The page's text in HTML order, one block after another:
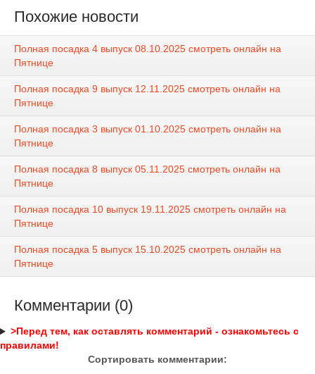
Похожие новости
Полная посадка 4 выпуск 08.10.2025 смотреть онлайн на
Пятнице
Полная посадка 9 выпуск 12.11.2025 смотреть онлайн на
Пятнице
Полная посадка 3 выпуск 01.10.2025 смотреть онлайн на
Пятнице
Полная посадка 8 выпуск 05.11.2025 смотреть онлайн на
Пятнице
Полная посадка 10 выпуск 19.11.2025 смотреть онлайн на
Пятнице
Полная посадка 5 выпуск 15.10.2025 смотреть онлайн на
Пятнице
Комментарии (0)
>Перед тем, как оставлять комментарий - ознакомьтесь с
правилами!
Сортировать комментарии: